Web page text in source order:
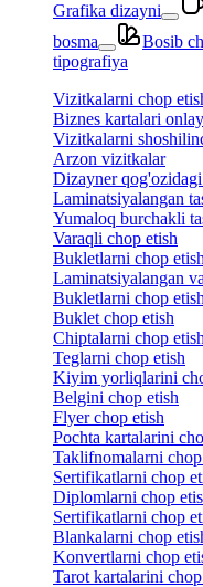
Grafika dizayni
bosma
Bosib
tipografiya
Vizitkalarni chop
Biznes kartalari
Vizitkalarni
Arzon vizitkalar
Dizayner
Laminatsiyalangan
Yumaloq burchakli
Varaqli chop etish
Bukletlarni chop etish
Laminatsiyalangan
Bukletlarni chop etish
Buklet chop etish
Chiptalarni chop etish
Teglarni chop etish
Kiyim yorliqlarini
Belgini chop etish
Flyer chop etish
Pochta kartalarini
Taklifnomalarni chop
Sertifikatlarni chop
Diplomlarni chop
Sertifikatlarni chop
Blankalarni chop
Konvertlarni chop
Tarot kartalarini